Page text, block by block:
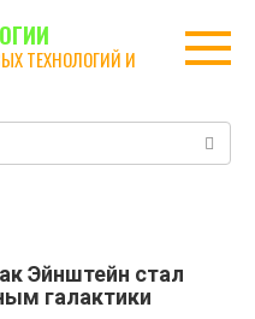
ТЕХНОЛОГИЙ И
Эйнштейн стал
галактики